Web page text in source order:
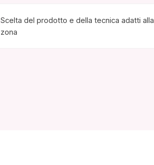
Scelta del prodotto e della tecnica adatti alla
zona